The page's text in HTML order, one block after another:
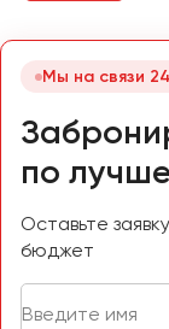
Мы на связи
по
Оставьте
бюджет